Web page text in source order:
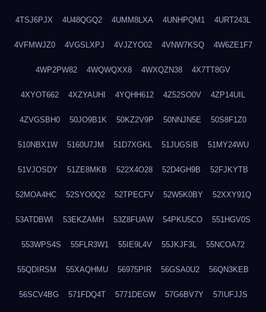
4TSJ6PJX 4U48QGQ2 4UMM8LXA 4UNHPQM1 4URT243L
4VFMWJZ0 4VGSLXPJ 4VJZYO02 4VNW7KSQ 4W6ZE1F7
4WP2PW82 4WQWQXX8 4WXQZN38 4X7TT8GV
4XYOT662 4XZYAUHI 4YQHH612 4Z52SO0V 4ZP14UIL
4ZVGSBH0 50JO9B1K 50KZ2V9P 50NNJN5E 50S8F1Z0
510NBX1W 5160U7JM 51D7XGKL 51JUGSIB 51MY24WU
51VJOSDY 51ZE8MKB 522X4O28 52D4GH9B 52FJKYTB
52MOA4HC 52SYO0Q2 52TPECFV 52W5K0BY 52XXY91Q
53ATDBWI 53EKZAMH 53Z8FUAW 54PKU5CO 551HGV0S
553WPS4S 55FLR3W1 55IE9L4V 55JKJF3L 55NCOA72
55QDIRSM 55XAQHMU 56975PIR 56GSA0U2 56QN3KEB
56SCV4BG 571FDQ4T 5771DEGW 57G6BV7Y 57IUFJJS